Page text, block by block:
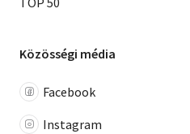
Közösségi média
Facebook
Instagram